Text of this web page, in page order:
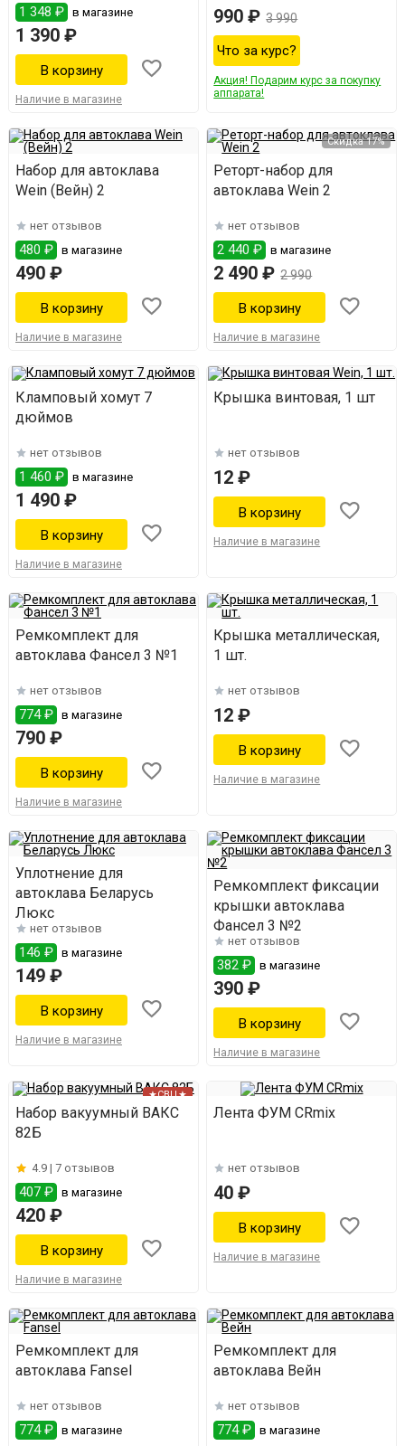
1 348 ₽ в магазине
1 390 ₽
Наличие в магазине
990 ₽ 3 990
Что за курс?
Акция! Подарим курс за покупку
аппарата!
Набор для автоклава
Wein (Вейн) 2
нет отзывов
480 ₽ в магазине
490 ₽
Наличие в магазине
Скидка 17%
Реторт-набор для
автоклава Wein 2
нет отзывов
2 440 ₽ в магазине
2 490 ₽ 2 990
Наличие в магазине
Кламповый хомут 7
дюймов
нет отзывов
1 460 ₽ в магазине
1 490 ₽
Наличие в магазине
Крышка винтовая, 1 шт
нет отзывов
12 ₽
Наличие в магазине
Ремкомплект для
автоклава Фансел 3 №1
нет отзывов
774 ₽ в магазине
790 ₽
Наличие в магазине
Крышка металлическая,
1 шт.
нет отзывов
12 ₽
Наличие в магазине
Уплотнение для
автоклава Беларусь
Люкс
нет отзывов
146 ₽ в магазине
149 ₽
Наличие в магазине
Ремкомплект фиксации
крышки автоклава
Фансел 3 №2
нет отзывов
382 ₽ в магазине
390 ₽
Наличие в магазине
★СВЦ★
Набор вакуумный ВАКС
82Б
4.9 | 7 отзывов
407 ₽ в магазине
420 ₽
Наличие в магазине
Лента ФУМ CRmix
нет отзывов
40 ₽
Наличие в магазине
Ремкомплект для
автоклава Fansel
нет отзывов
774 ₽ в магазине
Ремкомплект для
автоклава Вейн
нет отзывов
774 ₽ в магазине